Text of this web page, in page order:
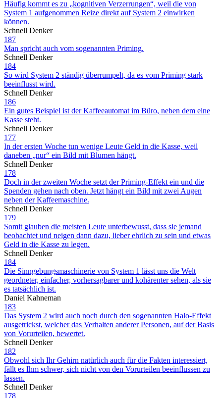
Häufig kommt es zu „kognitiven Verzerrungen“, weil die von
System 1 aufgenommen Reize direkt auf System 2 einwirken
können.
Schnell Denker
187
Man spricht auch vom sogenannten Priming.
Schnell Denker
184
So wird System 2 ständig überrumpelt, da es vom Priming stark
beeinflusst wird.
Schnell Denker
186
Ein gutes Beispiel ist der Kaffeeautomat im Büro, neben dem eine
Kasse steht.
Schnell Denker
177
In der ersten Woche tun wenige Leute Geld in die Kasse, weil
daneben „nur“ ein Bild mit Blumen hängt.
Schnell Denker
178
Doch in der zweiten Woche setzt der Priming-Effekt ein und die
Spenden gehen nach oben. Jetzt hängt ein Bild mit zwei Augen
neben der Kaffeemaschine.
Schnell Denker
179
Somit glauben die meisten Leute unterbewusst, dass sie jemand
beobachtet und neigen dann dazu, lieber ehrlich zu sein und etwas
Geld in die Kasse zu legen.
Schnell Denker
184
Die Sinngebungsmaschinerie von System 1 lässt uns die Welt
geordneter, einfacher, vorhersagbarer und kohärenter sehen, als sie
es tatsächlich ist.
Daniel Kahneman
183
Das System 2 wird auch noch durch den sogenannten Halo-Effekt
ausgetrickst, welcher das Verhalten anderer Personen, auf der Basis
von Vorurteilen, bewertet.
Schnell Denker
182
Obwohl sich Ihr Gehirn natürlich auch für die Fakten interessiert,
fällt es Ihm schwer, sich nicht von den Vorurteilen beeinflussen zu
lassen.
Schnell Denker
178